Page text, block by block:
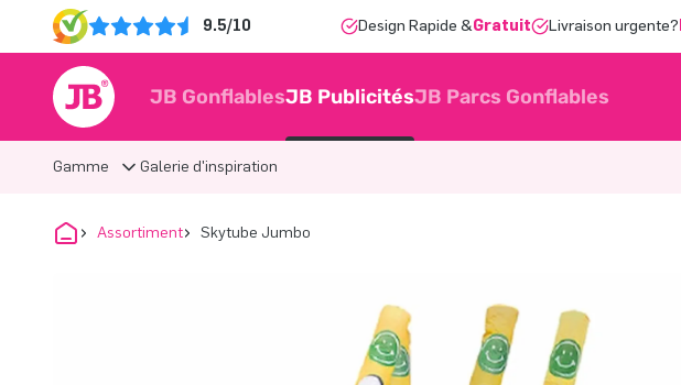
9.5/10 Design Rapide &Gratuit Livraison urgente?
JB GonflablesJB PublicitésJB Parcs Gonflables
Gamme Galerie d'inspiration
Assortiment Skytube Jumbo